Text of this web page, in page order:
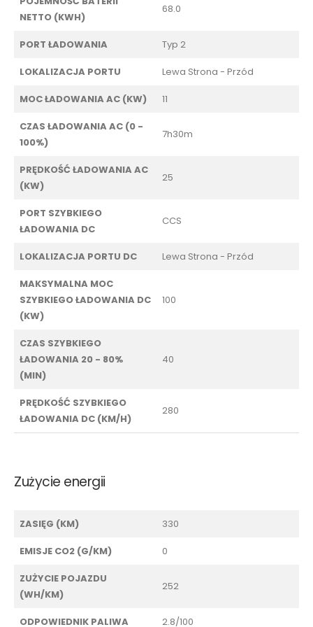
NETTO (KWH)
68.0
PORT ŁADOWANIA Typ 2
LOKALIZACJA PORTU Lewa Strona - Przód
MOC ŁADOWANIA AC (KW) 11
CZAS ŁADOWANIA AC (0 -
100%)
7h30m
PRĘDKOŚĆ ŁADOWANIA AC
(KW)
25
PORT SZYBKIEGO
ŁADOWANIA DC
CCS
LOKALIZACJA PORTU DC Lewa Strona - Przód
MAKSYMALNA MOC
SZYBKIEGO ŁADOWANIA DC
(KW)
100
CZAS SZYBKIEGO
ŁADOWANIA 20 - 80%
(MIN)
40
PRĘDKOŚĆ SZYBKIEGO
ŁADOWANIA DC (KM/H)
280
Zużycie energii
ZASIĘG (KM) 330
EMISJE CO2 (G/KM) 0
ZUŻYCIE POJAZDU
(WH/KM)
252
ODPOWIEDNIK PALIWA 2.8/100